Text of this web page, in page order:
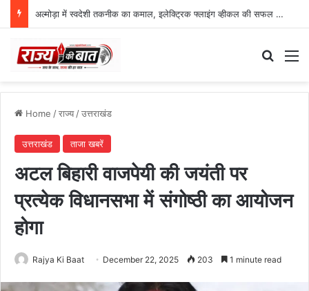
अल्मोड़ा में स्वदेशी तकनीक का कमाल, इलेक्ट्रिक फ्लाइंग व्हीकल की सफल ट्रायल उड़ान
Home /राज्य/उत्तराखंड
उत्तराखंड ताजा खबरें
अटल बिहारी वाजपेयी की जयंती पर
प्रत्येक विधानसभा में संगोष्ठी का आयोजन
होगा
Rajya Ki Baat December 22, 2025 203 1 minute read